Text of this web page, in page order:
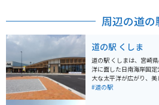
周辺の道の
道の駅 くしま
道の駅 くしまは、宮崎
洋に面した日南海岸国
大な太平洋が広がり、美
鮮な海の幸を堪能できる
#道の駅